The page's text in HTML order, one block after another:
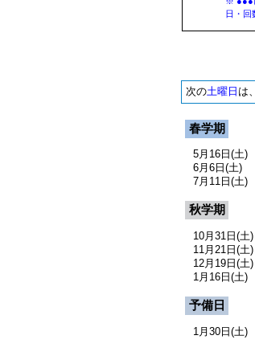
日・回
次の土曜日 は、
春学期
5月16日(土)
6月6日(土)
7月11日(土)
秋学期
10月31日(土)
11月21日(土)
12月19日(土)
1月16日(土)
予備日
1月30日(土)